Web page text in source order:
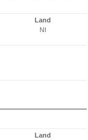
Land
NI
Land